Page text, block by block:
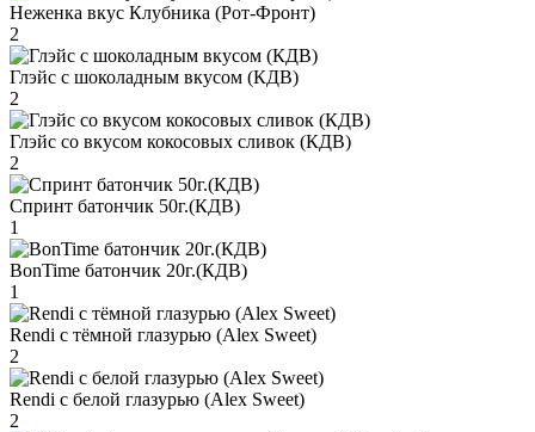
Неженка вкус Клубника (Рот-Фронт)
2
Глэйс с шоколадным вкусом (КДВ)
2
Глэйс со вкусом кокосовых сливок (КДВ)
2
Спринт батончик 50г.(КДВ)
1
BonTime батончик 20г.(КДВ)
1
Rendi с тёмной глазурью (Alex Sweet)
2
Rendi с белой глазурью (Alex Sweet)
2